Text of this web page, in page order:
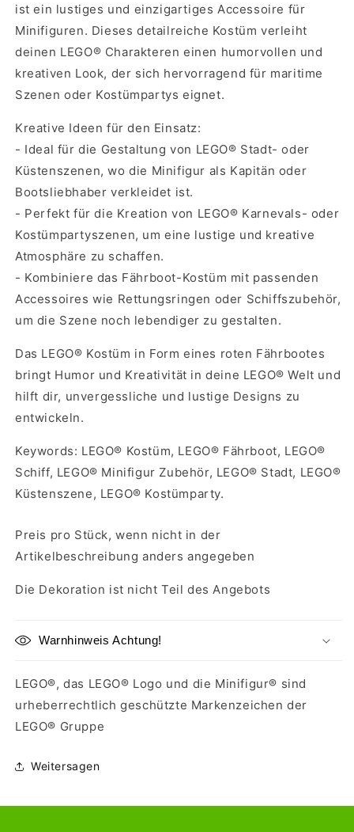
ist ein lustiges und einzigartiges Accessoire für
Minifiguren. Dieses detailreiche Kostüm verleiht
deinen LEGO® Charakteren einen humorvollen und
kreativen Look, der sich hervorragend für maritime
Szenen oder Kostümpartys eignet.
Kreative Ideen für den Einsatz:
- Ideal für die Gestaltung von LEGO® Stadt- oder
Küstenszenen, wo die Minifigur als Kapitän oder
Bootsliebhaber verkleidet ist.
- Perfekt für die Kreation von LEGO® Karnevals- oder
Kostümpartyszenen, um eine lustige und kreative
Atmosphäre zu schaffen.
- Kombiniere das Fährboot-Kostüm mit passenden
Accessoires wie Rettungsringen oder Schiffszubehör,
um die Szene noch lebendiger zu gestalten.
Das LEGO® Kostüm in Form eines roten Fährbootes
bringt Humor und Kreativität in deine LEGO® Welt und
hilft dir, unvergessliche und lustige Designs zu
entwickeln.
Keywords: LEGO® Kostüm, LEGO® Fährboot, LEGO®
Schiff, LEGO® Minifigur Zubehör, LEGO® Stadt, LEGO®
Küstenszene, LEGO® Kostümparty.
Preis pro Stück, wenn nicht in der
Artikelbeschreibung anders angegeben
Die Dekoration ist nicht Teil des Angebots
Warnhinweis Achtung!
LEGO®, das LEGO® Logo und die Minifigur® sind
urheberrechtlich geschützte Markenzeichen der
LEGO® Gruppe
Weitersagen